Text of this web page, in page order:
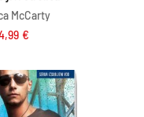
McCarty
€